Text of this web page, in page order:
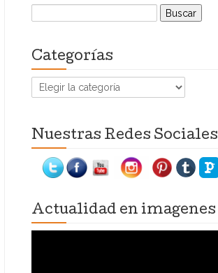
Buscar:
Categorías
Categorías
Nuestras Redes Sociales
Actualidad en imagenes